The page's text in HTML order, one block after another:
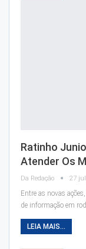
Ratinho
Atender Os
Da Redação 27
Entre as novas
de informação em
LEIA MAIS...